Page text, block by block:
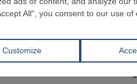
di acciaio grezzo
di tonnellate di acciaio